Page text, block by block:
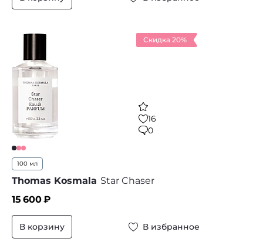
Скидка 20%
16
0
100 мл
Thomas Kosmala Star Chaser
15 600₽
В корзину В избранное